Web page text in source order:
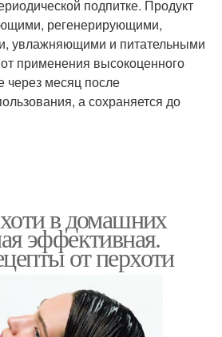
подпитке. Продукт
регенерирующими,
увлажняющими и питательными
применения высокоценного
через месяц после
а сохраняется до
в домашних
эффективная.
от перхоти